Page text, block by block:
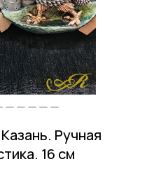
Ручная
16 см